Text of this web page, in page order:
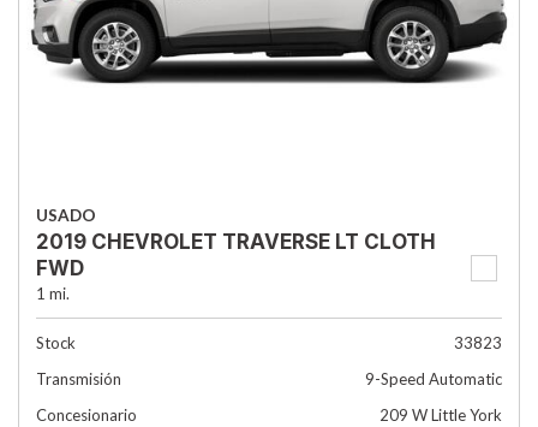
USADO
2019 CHEVROLET TRAVERSE LT CLOTH
FWD
1 mi.
Stock
33823
Transmisión
9-Speed Automatic
Concesionario
209 W Little York